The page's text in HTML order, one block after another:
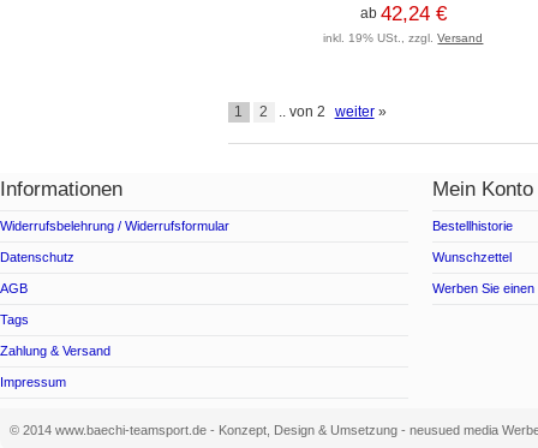
ab 42,24 €
inkl. 19% USt., zzgl.Versand
1 2 .. von 2 weiter»
Informationen
Widerrufsbelehrung / Widerrufsformular
Datenschutz
AGB
Tags
Zahlung & Versand
Impressum
Mein Konto
Bestellhistorie
Wunschzettel
Werben Sie
© 2014 www.baechi-teamsport.de - Konzept, Design & Umsetzung - neusued media